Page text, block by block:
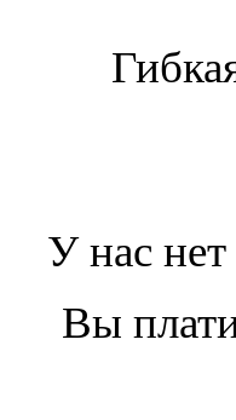
У нас
Вы